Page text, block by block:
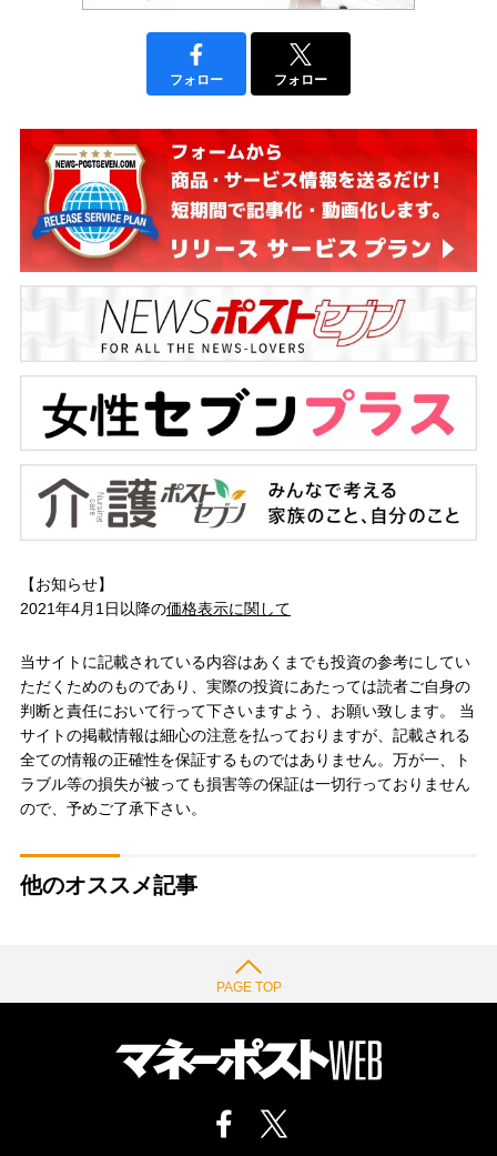
フォロー フォロー
【お知らせ】
2021年4月1日以降の価格表示に関して
当サイトに記載されている内容はあくまでも投資の参考にしてい
ただくためのものであり、実際の投資にあたっては読者ご自身の
判断と責任において行って下さいますよう、お願い致します。 当
サイトの掲載情報は細心の注意を払っておりますが、記載される
全ての情報の正確性を保証するものではありません。万が一、ト
ラブル等の損失が被っても損害等の保証は一切行っておりません
ので、予めご了承下さい。
他のオススメ記事
PAGE TOP